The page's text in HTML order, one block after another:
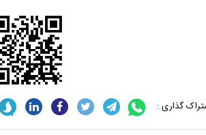
گذاری :
دکتر حکیمه سقای بی‌ریا - استادیار دانشگاه
تهران